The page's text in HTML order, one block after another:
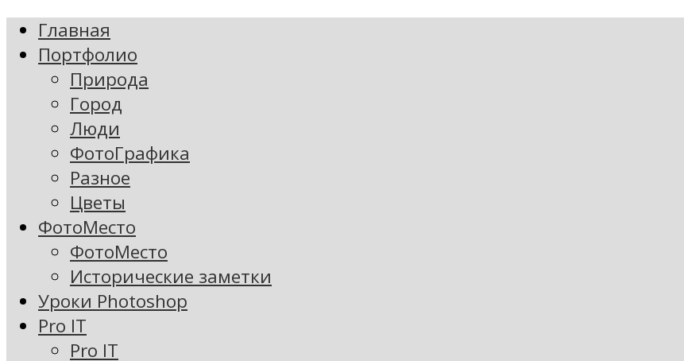
Главная
Портфолио
Природа
Город
Люди
ФотоГрафика
Разное
Цветы
ФотоМесто
ФотоМесто
Исторические заметки
Уроки Photoshop
Pro IT
Pro IT